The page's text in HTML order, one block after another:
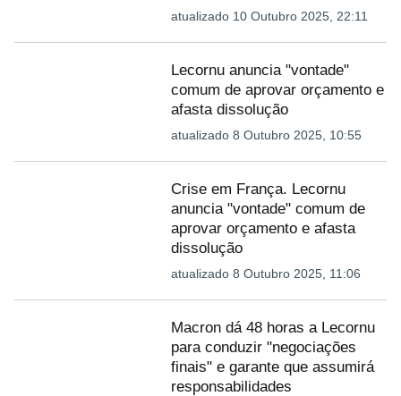
atualizado 10 Outubro 2025, 22:11
Lecornu anuncia "vontade"
comum de aprovar orçamento e
afasta dissolução
atualizado 8 Outubro 2025, 10:55
Crise em França. Lecornu
anuncia "vontade" comum de
aprovar orçamento e afasta
dissolução
atualizado 8 Outubro 2025, 11:06
Macron dá 48 horas a Lecornu
para conduzir "negociações
finais" e garante que assumirá
responsabilidades